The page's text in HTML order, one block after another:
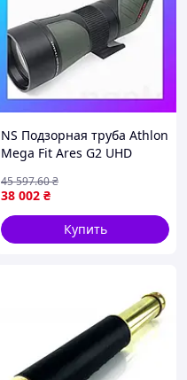
NS Подзорная труба Athlon
Mega Fit Ares G2 UHD
(312005RT) Nes22/Q
38 002 ₴
45 597.60₴
Купить